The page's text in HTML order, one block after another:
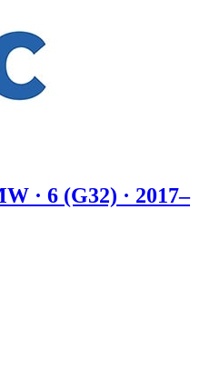
· 6 (G32) · 2017–